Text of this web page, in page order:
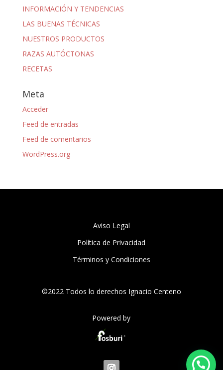
INFORMACIÓN Y TENDENCIAS
LAS BUENAS TÉCNICAS
NUESTROS PRODUCTOS
RAZAS AUTÓCTONAS
RECETAS
Meta
Acceder
Feed de entradas
Feed de comentarios
WordPress.org
Aviso Legal
Política de Privacidad
Términos y Condiciones
©2022 Todos lo derechos Ignacio Centeno
Powered by